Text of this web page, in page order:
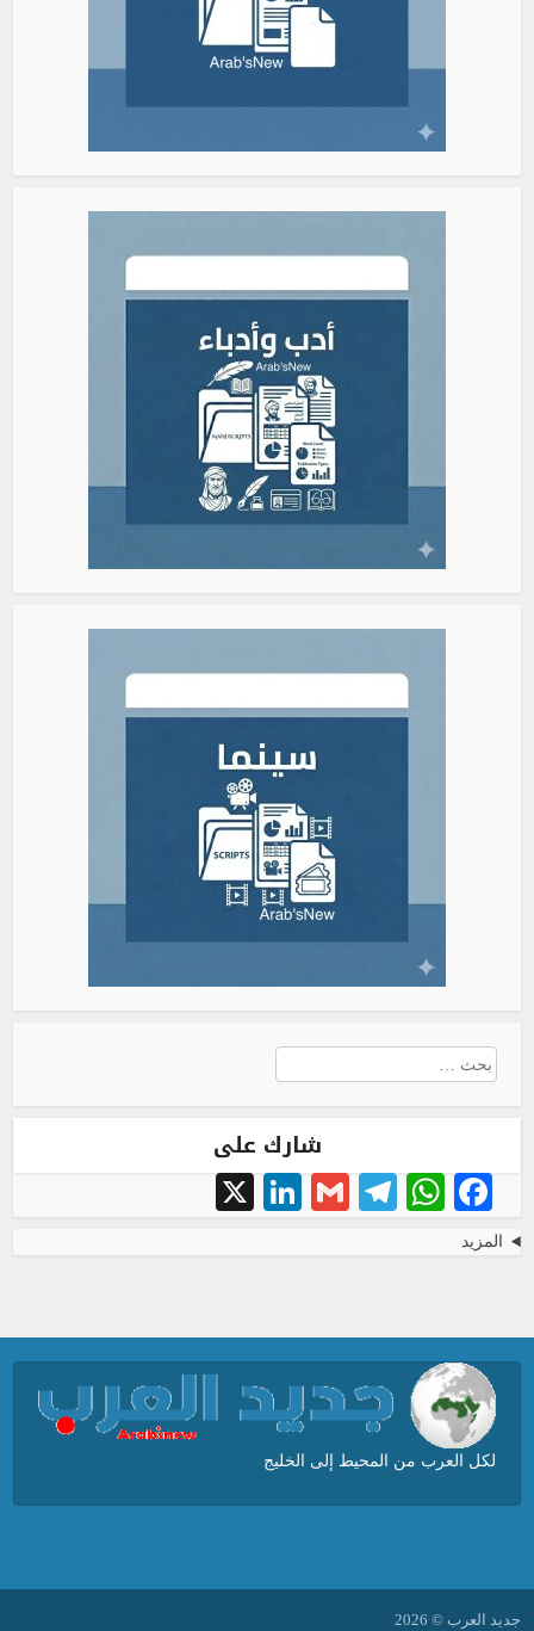
البحث
عن:
شارك على
Facebook
WhatsApp
Telegram
Gmail
LinkedIn
المزيد
لكل العرب من المحيط إلى الخليج
جديد العرب © 2026